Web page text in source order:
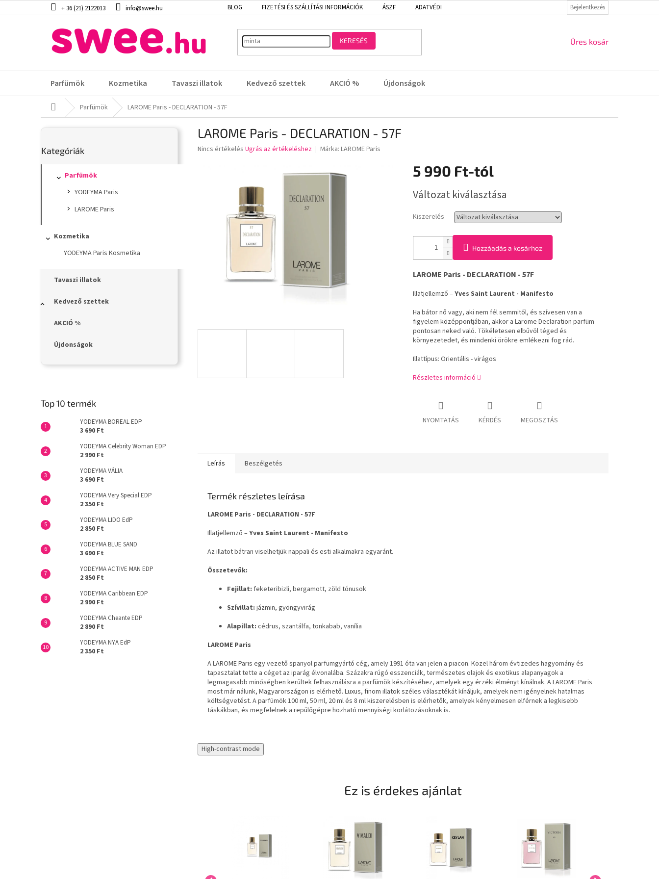
a
+ 36 (21) 2122013 info@swee.hu BLOG FIZETÉSI ÉS SZÁLLÍTÁSI INFORMÁCIÓK ÁSZF ADATVÉDELMI IRÁNYELVEK VISSZAKÜLDÉS ÉS REKLAMÁCIÓ
Bejelentkezés
KERESÉS KOSÁR
Üres kosár
Parfümök Kozmetika Tavaszi illatok Kedvező szettek AKCIÓ % Újdonságok
KezdőlapParfümök LAROME Paris - DECLARATION - 57F
l
a
l
átugrása
Kategóriák
Parfümök
YODEYMA Paris
LAROME Paris
Kozmetika
YODEYMA Paris Kosmetika
Tavaszi illatok
Kedvező szettek
AKCIÓ %
Újdonságok
Top 10 termék
YODEYMA BOREAL EDP
3 690 Ft
YODEYMA Celebrity Woman EDP
2 990 Ft
YODEYMA VÁLIA
3 690 Ft
YODEYMA Very Special EDP
2 350 Ft
YODEYMA LIDO EdP
2 850 Ft
YODEYMA BLUE SAND
3 690 Ft
YODEYMA ACTIVE MAN EDP
2 850 Ft
YODEYMA Caribbean EDP
2 990 Ft
YODEYMA Cheante EDP
2 890 Ft
YODEYMA NYA EdP
2 350 Ft
LAROME Paris - DECLARATION - 57F
A
Nincs értékelés Ugrás az értékeléshez Márka: LAROME Paris
5 990 Ft-tól
Változat kiválasztása
Kiszerelés
Hozzáadás a kosárhoz
LAROME Paris - DECLARATION - 57F
Illatjellemző –Yves Saint Laurent - Manifesto
Ha bátor nő vagy, aki nem fél semmitől, és szívesen van a
figyelem középpontjában, akkor a Larome Declaration parfüm
pontosan neked való. Tökéletesen elbűvöl téged és
környezetedet, és mindenki örökre emlékezni fog rád.
Illattípus: Orientális - virágos
Részletes információ
NYOMTATÁS KÉRDÉS MEGOSZTÁS
Leírás Beszélgetés
Termék részletes leírása
LAROME Paris - DECLARATION - 57F
Illatjellemző –Yves Saint Laurent - Manifesto
Az illatot bátran viselhetjük nappali és esti alkalmakra egyaránt.
Összetevők:
Fejillat: feketeribizli, bergamott, zöld tónusok
Szívillat: jázmin, gyöngyvirág
Alapillat: cédrus, szantálfa, tonkabab, vanília
LAROME Paris
A LAROME Paris egy vezető spanyol parfümgyártó cég, amely 1991 óta van jelen a piacon. Közel három évtizedes hagyomány és
tapasztalat tette a céget az iparág élvonalába. Százakra rúgó esszenciák, természetes olajok és exotikus alapanyagok a
legmagasabb minőségben kerültek felhasználásra a parfümök készítéséhez, amelyek egy érzéki élményt kínálnak. A LAROME Paris
most már nálunk, Magyarországon is elérhető. Luxus, finom illatok széles választékát kínáljuk, amelyek nem igényelnek hatalmas
költségvetést. A parfümök 100 ml, 50 ml, 20 ml és 8 ml kiszerelésben is elérhetők, amelyek kényelmesen elférnek a legkisebb
táskákban, és megfelelnek a repülőgépre hozható mennyiségi korlátozásoknak is.
High-contrast mode
Ez is érdekes ajánlat